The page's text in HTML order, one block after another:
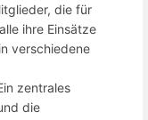
die für
ihre Einsätze
verschiedene
zentrales
die